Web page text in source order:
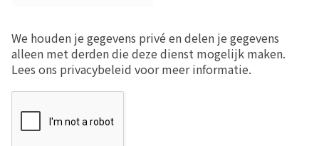
We houden je gegevens privé en delen je gegevens
alleen met derden die deze dienst mogelijk maken.
Lees ons privacybeleid voor meer informatie.